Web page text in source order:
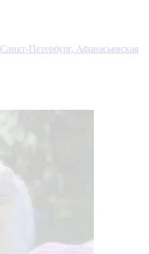
Санкт-Петербург, Афанасьевская